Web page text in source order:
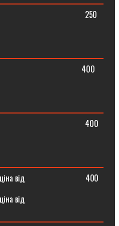
⠀⠀⠀⠀⠀⠀⠀⠀⠀⠀⠀⠀⠀⠀⠀⠀250
від ⠀⠀⠀⠀⠀⠀⠀⠀⠀⠀⠀⠀⠀⠀400
від ⠀⠀⠀⠀⠀⠀⠀⠀⠀⠀⠀⠀⠀⠀⠀400
ціна від ⠀⠀⠀⠀⠀⠀⠀⠀⠀⠀400
від